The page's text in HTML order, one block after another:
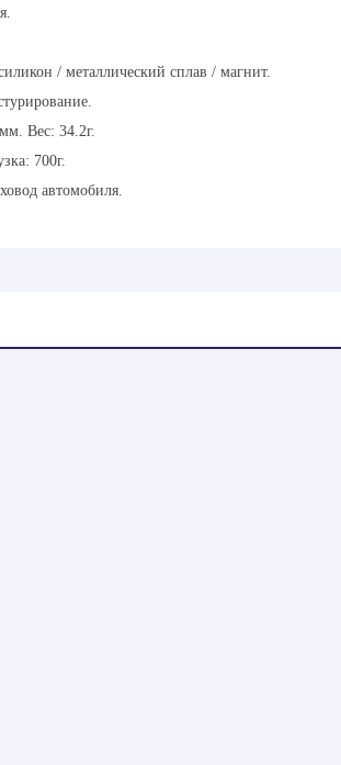
/ металлический сплав / магнит.
Вес: 34.2г.
700г.
автомобиля.